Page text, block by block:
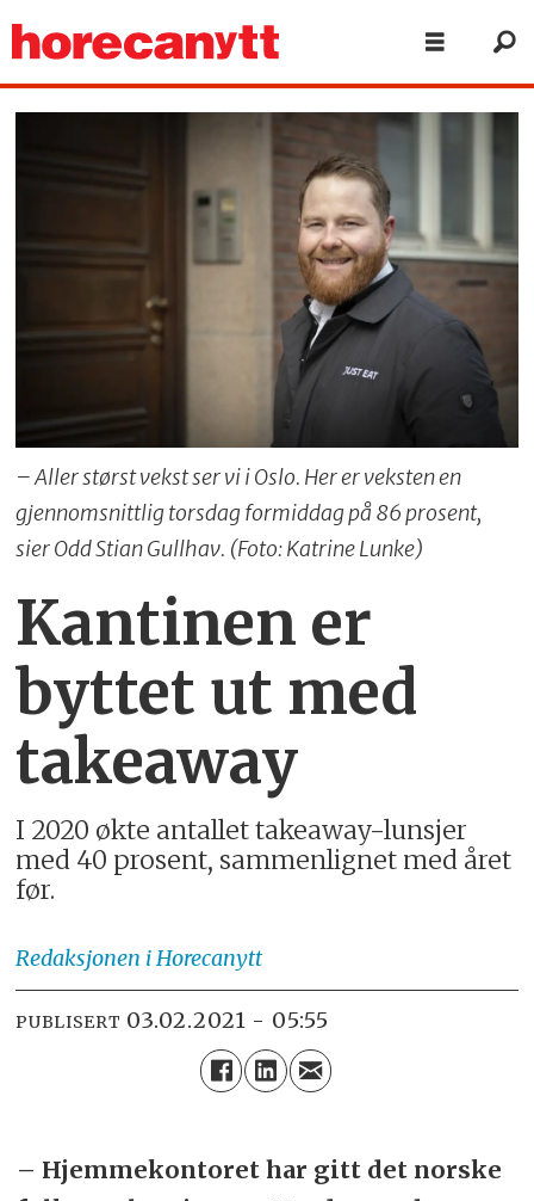
– Aller størst vekst ser vi i Oslo. Her er veksten en
gjennomsnittlig torsdag formiddag på 86 prosent,
sier Odd Stian Gullhav. (Foto: Katrine Lunke)
Kantinen er
byttet ut med
takeaway
I 2020 økte antallet takeaway-lunsjer
med 40 prosent, sammenlignet med året
før.
Redaksjonen i Horecanytt
PUBLISERT 03.02.2021 - 05:55
– Hjemmekontoret har gitt det norske